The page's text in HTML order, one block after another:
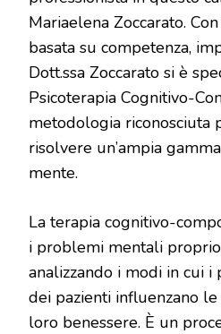
Mariaelena Zoccarato.
basata su competenza,
Dott.ssa Zoccarato si è
Psicoterapia Cognitivo-
metodologia riconosciuta
risolvere un’ampia
mente.
La terapia cognitivo-
i problemi mentali
analizzando i modi in cui i
dei pazienti influenzano
loro benessere. È un